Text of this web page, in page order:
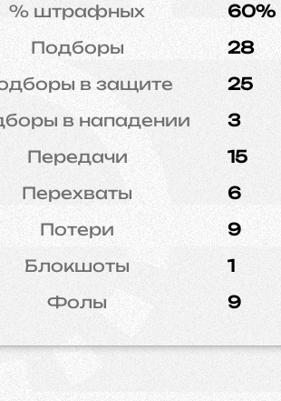
% штрафных
60%
Подборы
28
в защите
25
в нападении
3
Передачи
15
Перехваты
6
Потери
9
Блокшоты
1
Фолы 9